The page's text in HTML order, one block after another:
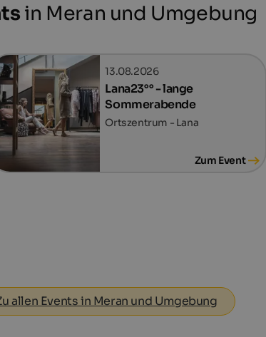
in Meran und Umgebung
13.08.2026
Lana23°° - lange
Sommerabende
Ortszentrum - Lana
Zum Event
allen Events in Meran und Umgebung